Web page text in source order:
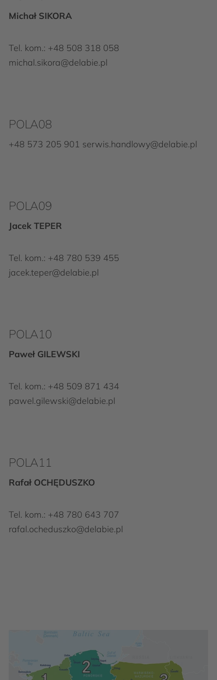
Michał SIKORA
Tel. kom.: +48 508 318 058
michal.sikora@delabie.pl
POLA08
+48 573 205 901 serwis.handlowy@delabie.pl
POLA09
Jacek TEPER
Tel. kom.: +48 780 539 455
jacek.teper@delabie.pl
POLA10
Paweł GILEWSKI
Tel. kom.: +48 509 871 434
pawel.gilewski@delabie.pl
POLA11
Rafał OCHĘDUSZKO
Tel. kom.: +48 780 643 707
rafal.ocheduszko@delabie.pl